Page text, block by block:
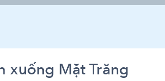
xuống Mặt Trăng